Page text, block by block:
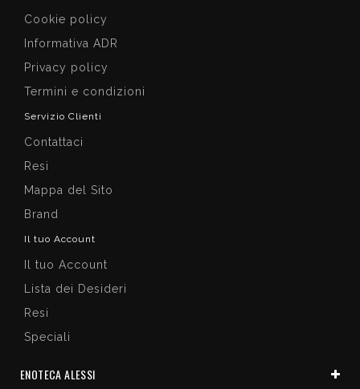
Cookie policy
Informativa ADR
Privacy policy
Termini e condizioni
Servizio Clienti
Contattaci
Resi
Mappa del Sito
Brand
Il tuo Account
Il tuo Account
Lista dei Desideri
Resi
Speciali
ENOTECA ALESSI